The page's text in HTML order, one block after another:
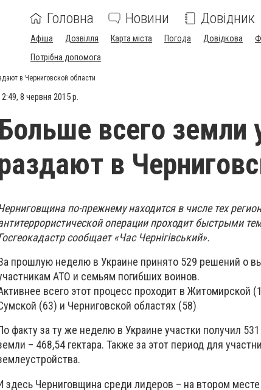
Головна Новини Довідник
Афіша Дозвілля Карта міста Погода Довідкова
Потрібна допомога
в Черниговской области
8 червня 2015 р.
Больше всего земли
в
Черниговщина по-прежнему находится в числе тех
операции проходит быстрыми
сообщает «Час Чернігівський».
прошлую неделю в Украине принято 529 решений о
АТО и семьям погибших воинов.
всего этот процесс проходит в Житомирской
(63) и Черниговской областях (58)
факту за ту же неделю в Украине участки получил
– 468,54 гектара. Также за этот период для
здесь Черниговщина среди лидеров – на втором